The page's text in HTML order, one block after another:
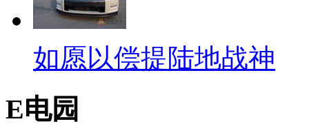
如愿以偿提陆地战神
E电园